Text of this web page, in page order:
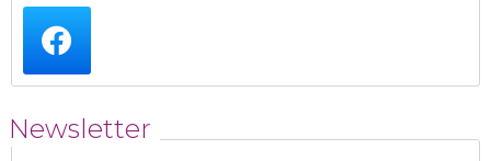
Newsletter